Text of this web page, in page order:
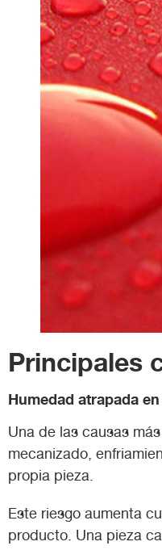
Principales
Humedad atrapada
Una de las causas
mecanizado,
propia pieza.
Este riesgo aumenta
producto. Una pieza